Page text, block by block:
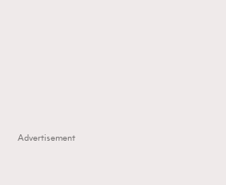
Advertisement